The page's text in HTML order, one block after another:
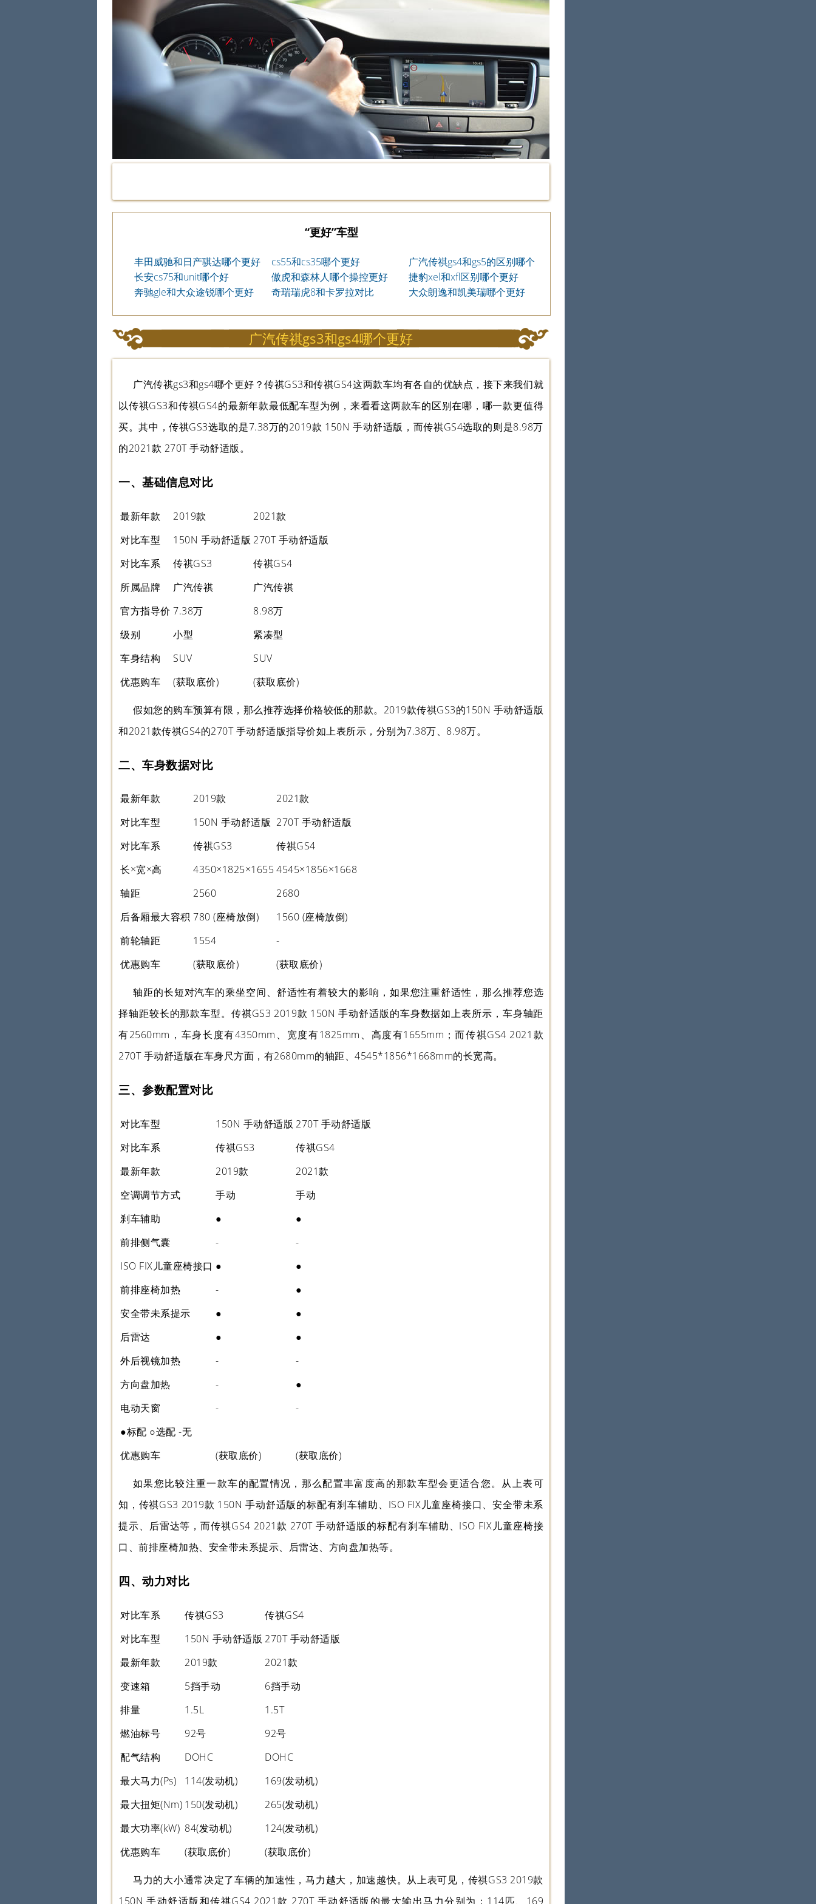
“更好”车型
丰田威驰和日产骐达哪个更好 cs55和cs35哪个更好
广汽传祺gs4和gs5的区别哪个
更好
长安cs75和unit哪个好 傲虎和森林人哪个操控更好
捷豹xel和xfl区别哪个更好
奔驰gle和大众途锐哪个更好
奇瑞瑞虎8和卡罗拉对比 大众朗逸和凯美瑞哪个更好
广汽传祺gs3和gs4哪个更好
广汽传祺gs3和gs4哪个更好？传祺GS3和传祺GS4这两款车均有各自的优缺点，接下来我们就
以传祺GS3和传祺GS4的最新年款最低配车型为例，来看看这两款车的区别在哪，哪一款更值得
买。其中，传祺GS3选取的是7.38万的2019款 150N 手动舒适版，而传祺GS4选取的则是8.98万
的2021款 270T 手动舒适版。
一、基础信息对比
最新年款 2019款
2021款
对比车型
150N 手动舒适版 270T 手动舒适版
对比车系
传祺GS3
传祺GS4
所属品牌
广汽传祺
广汽传祺
官方指导价 7.38万
8.98万
级别
小型
紧凑型
车身结构
SUV
SUV
优惠购车
(获取底价) (获取底价)
假如您的购车预算有限，那么推荐选择价格较低的那款。2019款传祺GS3的150N 手动舒适版
和2021款传祺GS4的270T 手动舒适版指导价如上表所示，分别为7.38万、8.98万。
二、车身数据对比
最新年款 2019款
2021款
对比车型
150N 手动舒适版 270T 手动舒适版
对比车系
传祺GS3
传祺GS4
长×宽×高
4350×1825×16554545×1856×1668
轴距
2560
2680
后备厢最大容积 780 (座椅放倒)
1560 (座椅放倒)
前轮轴距
1554
-
优惠购车
(获取底价) (获取底价)
轴距的长短对汽车的乘坐空间、舒适性有着较大的影响，如果您注重舒适性，那么推荐您选
择轴距较长的那款车型。传祺GS3 2019款 150N 手动舒适版的车身数据如上表所示，车身轴距
有2560mm，车身长度有4350mm、宽度有1825mm、高度有1655mm；而传祺GS4 2021款
270T 手动舒适版在车身尺方面，有2680mm的轴距、4545*1856*1668mm的长宽高。
三、参数配置对比
对比车型 150N 手动舒适版 270T 手动舒适版
对比车系
传祺GS3
传祺GS4
最新年款
2019款
2021款
空调调节方式
手动
手动
刹车辅助
●
●
前排侧气囊
-
-
ISO FIX儿童座椅接口 ●
●
前排座椅加热
-
●
安全带未系提示
●
●
后雷达
●
●
外后视镜加热
-
-
方向盘加热
-
●
电动天窗
-
-
●标配 ○选配 -无
优惠购车
(获取底价) (获取底价)
如果您比较注重一款车的配置情况，那么配置丰富度高的那款车型会更适合您。从上表可
知，传祺GS3 2019款 150N 手动舒适版的标配有刹车辅助、ISO FIX儿童座椅接口、安全带未系
提示、后雷达等，而传祺GS4 2021款 270T 手动舒适版的标配有刹车辅助、ISO FIX儿童座椅接
口、前排座椅加热、安全带未系提示、后雷达、方向盘加热等。
四、动力对比
对比车系 传祺GS3
传祺GS4
对比车型
150N 手动舒适版 270T 手动舒适版
最新年款
2019款
2021款
变速箱
5挡手动
6挡手动
排量
1.5L
1.5T
燃油标号
92号
92号
配气结构
DOHC
DOHC
最大马力(Ps)
114(发动机)
169(发动机)
最大扭矩(Nm) 150(发动机)
265(发动机)
最大功率(kW) 84(发动机)
124(发动机)
优惠购车
(获取底价) (获取底价)
马力的大小通常决定了车辆的加速性，马力越大，加速越快。从上表可见，传祺GS3 2019款
150N 手动舒适版和传祺GS4 2021款 270T 手动舒适版的最大输出马力分别为：114匹、169